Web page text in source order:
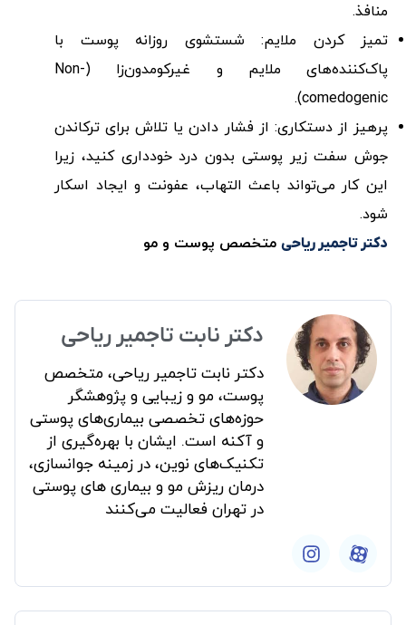
منافذ.
تمیز کردن ملایم: شستشوی روزانه پوست با
پاک‌کننده‌های ملایم و غیرکومدون‌زا (Non-
comedogenic).
پرهیز از دستکاری: از فشار دادن یا تلاش برای ترکاندن
جوش سفت زیر پوستی بدون درد خودداری کنید، زیرا
این کار می‌تواند باعث التهاب، عفونت و ایجاد اسکار
شود.
دکتر تاجمیر ریاحی متخصص پوست و مو
دکتر نابت تاجمیر ریاحی
دکتر نابت تاجمیر ریاحی، متخصص
پوست، مو و زیبایی و پژوهشگر
حوزه‌های تخصصی بیماری‌های پوستی
و آکنه است. ایشان با بهره‌گیری از
تکنیک‌های نوین، در زمینه جوانسازی،
درمان ریزش مو و بیماری های پوستی
در تهران فعالیت می‌کنند